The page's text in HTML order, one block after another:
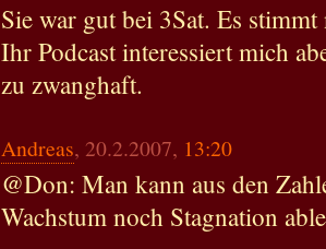
Sie war gut bei 3Sat. Es
Ihr Podcast interessiert mich
zu zwanghaft.
Andreas, 20.2.2007, 13:20
@Don: Man kann aus den
Wachstum noch Stagnation